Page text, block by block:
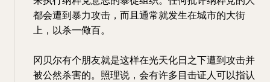
都会遭到暴力攻击，而且通常就发生在城市的大街
上，以杀一儆百。
冈贝尔有个朋友就是这样在光天化日之下遭到攻击并
被公然杀害的。照理说，会有许多目击证人可以指认